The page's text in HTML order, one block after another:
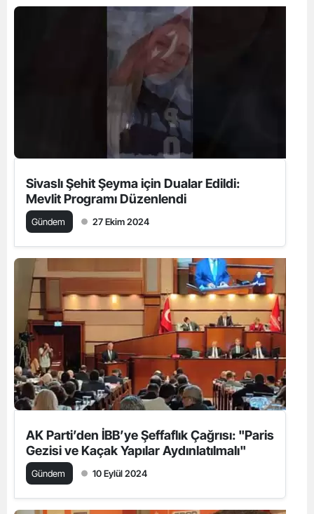
Sivaslı Şehit Şeyma için Dualar Edildi:
Mevlit Programı Düzenlendi
Gündem 27 Ekim 2024
AK Parti’den İBB’ye Şeffaflık Çağrısı: "Paris
Gezisi ve Kaçak Yapılar Aydınlatılmalı"
Gündem 10 Eylül 2024